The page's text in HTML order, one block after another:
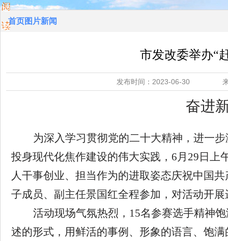
阅
读
适
老
首页图片新闻
市发改委举办“
发布时间：2023-06-30
奋进
为深入学习贯彻党的二十大精神，进一
投身现代化焦作建设的伟大实践， 6月29日上
人干事创业、担当作为的进取姿态庆祝中国
子成员、副主任景国红全程参加，对活动开
活动现场气氛热烈， 15名参赛选手精神
述的形式 ，用鲜活的事例 、形象的语言、饱满